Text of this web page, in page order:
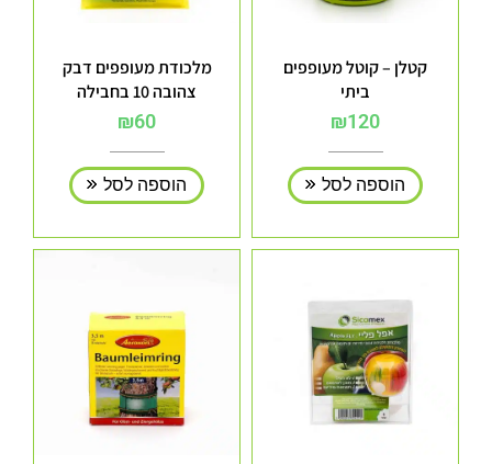
קטלן – קוטל מעופפים
ביתי
₪120
הוספה לסל
מלכודת מעופפים דבק
צהובה 10 בחבילה
₪60
הוספה לסל